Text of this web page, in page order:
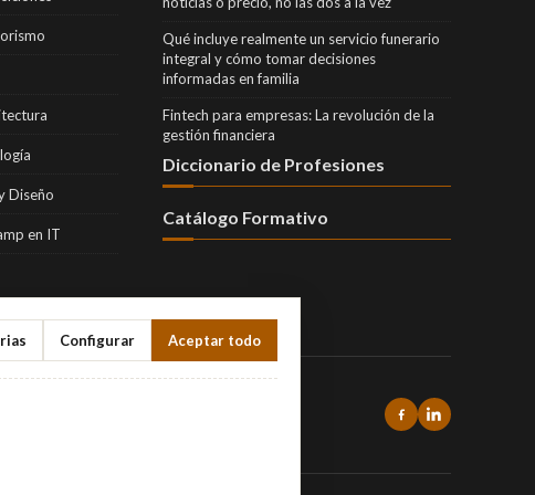
Diseño
en IT
Qué incluye realmente un servicio funerario
integral y cómo tomar decisiones
informadas en familia
Fintech para empresas: La revolución de la
gestión financiera
Diccionario de Profesiones
Catálogo Formativo
Configurar Aceptar todo